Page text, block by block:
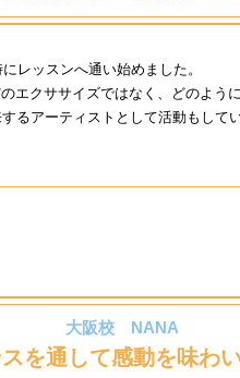
レッスンへ通い始めました。
エクササイズではなく、どのよう
るアーティストとして活動もし
大阪校 NANA
を通して感動を味わ